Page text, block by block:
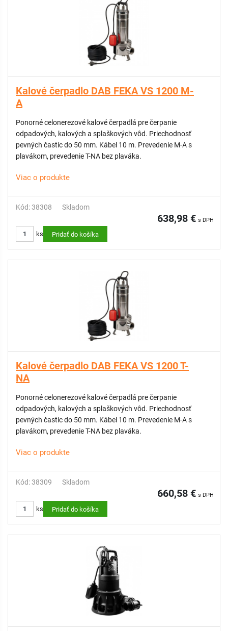
Kalové čerpadlo DAB FEKA VS 1200 M-
A
Ponorné celonerezové kalové čerpadlá pre čerpanie
odpadových, kalových a splaškových vôd. Priechodnosť
pevných častíc do 50 mm. Kábel 10 m. Prevedenie M-A s
plavákom, prevedenie T-NA bez plaváka.
Viac o produkte
Kód: 38308 Skladom
638,98 € s DPH
ks Pridať do košíka
Kalové čerpadlo DAB FEKA VS 1200 T-
NA
Ponorné celonerezové kalové čerpadlá pre čerpanie
odpadových, kalových a splaškových vôd. Priechodnosť
pevných častíc do 50 mm. Kábel 10 m. Prevedenie M-A s
plavákom, prevedenie T-NA bez plaváka.
Viac o produkte
Kód: 38309 Skladom
660,58 € s DPH
ks Pridať do košíka